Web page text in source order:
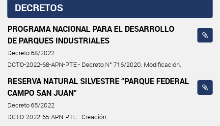
DECRETOS
PROGRAMA NACIONAL PARA EL DESARROLLO
DE PARQUES INDUSTRIALES
Decreto 68/2022
DCTO-2022-68-APN-PTE - Decreto N° 716/2020. Modificación.
RESERVA NATURAL SILVESTRE “PARQUE FEDERAL
CAMPO SAN JUAN”
Decreto 65/2022
DCTO-2022-65-APN-PTE - Creación.